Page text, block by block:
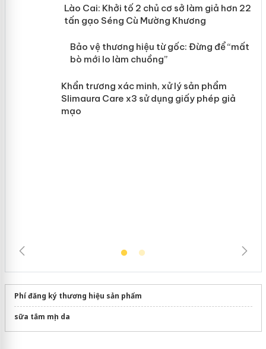
Lào Cai: Khởi tố 2 chủ cơ sở làm giả hơn 22
tấn gạo Séng Cù Mường Khương
Bảo vệ thương hiệu từ gốc: Đừng để “mất
bò mới lo làm chuồng”
Khẩn trương xác minh, xử lý sản phẩm
Slimaura Care x3 sử dụng giấy phép giả
mạo
Phí đăng ký thương hiệu sản phẩm
sữa tắm mịn da